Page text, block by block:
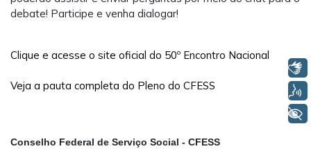
debate! Participe e venha dialogar!
Clique e acesse o site oficial do 50º Encontro Nacional
Veja a pauta completa do Pleno do CFESS
Conselho Federal de Serviço Social - CFESS